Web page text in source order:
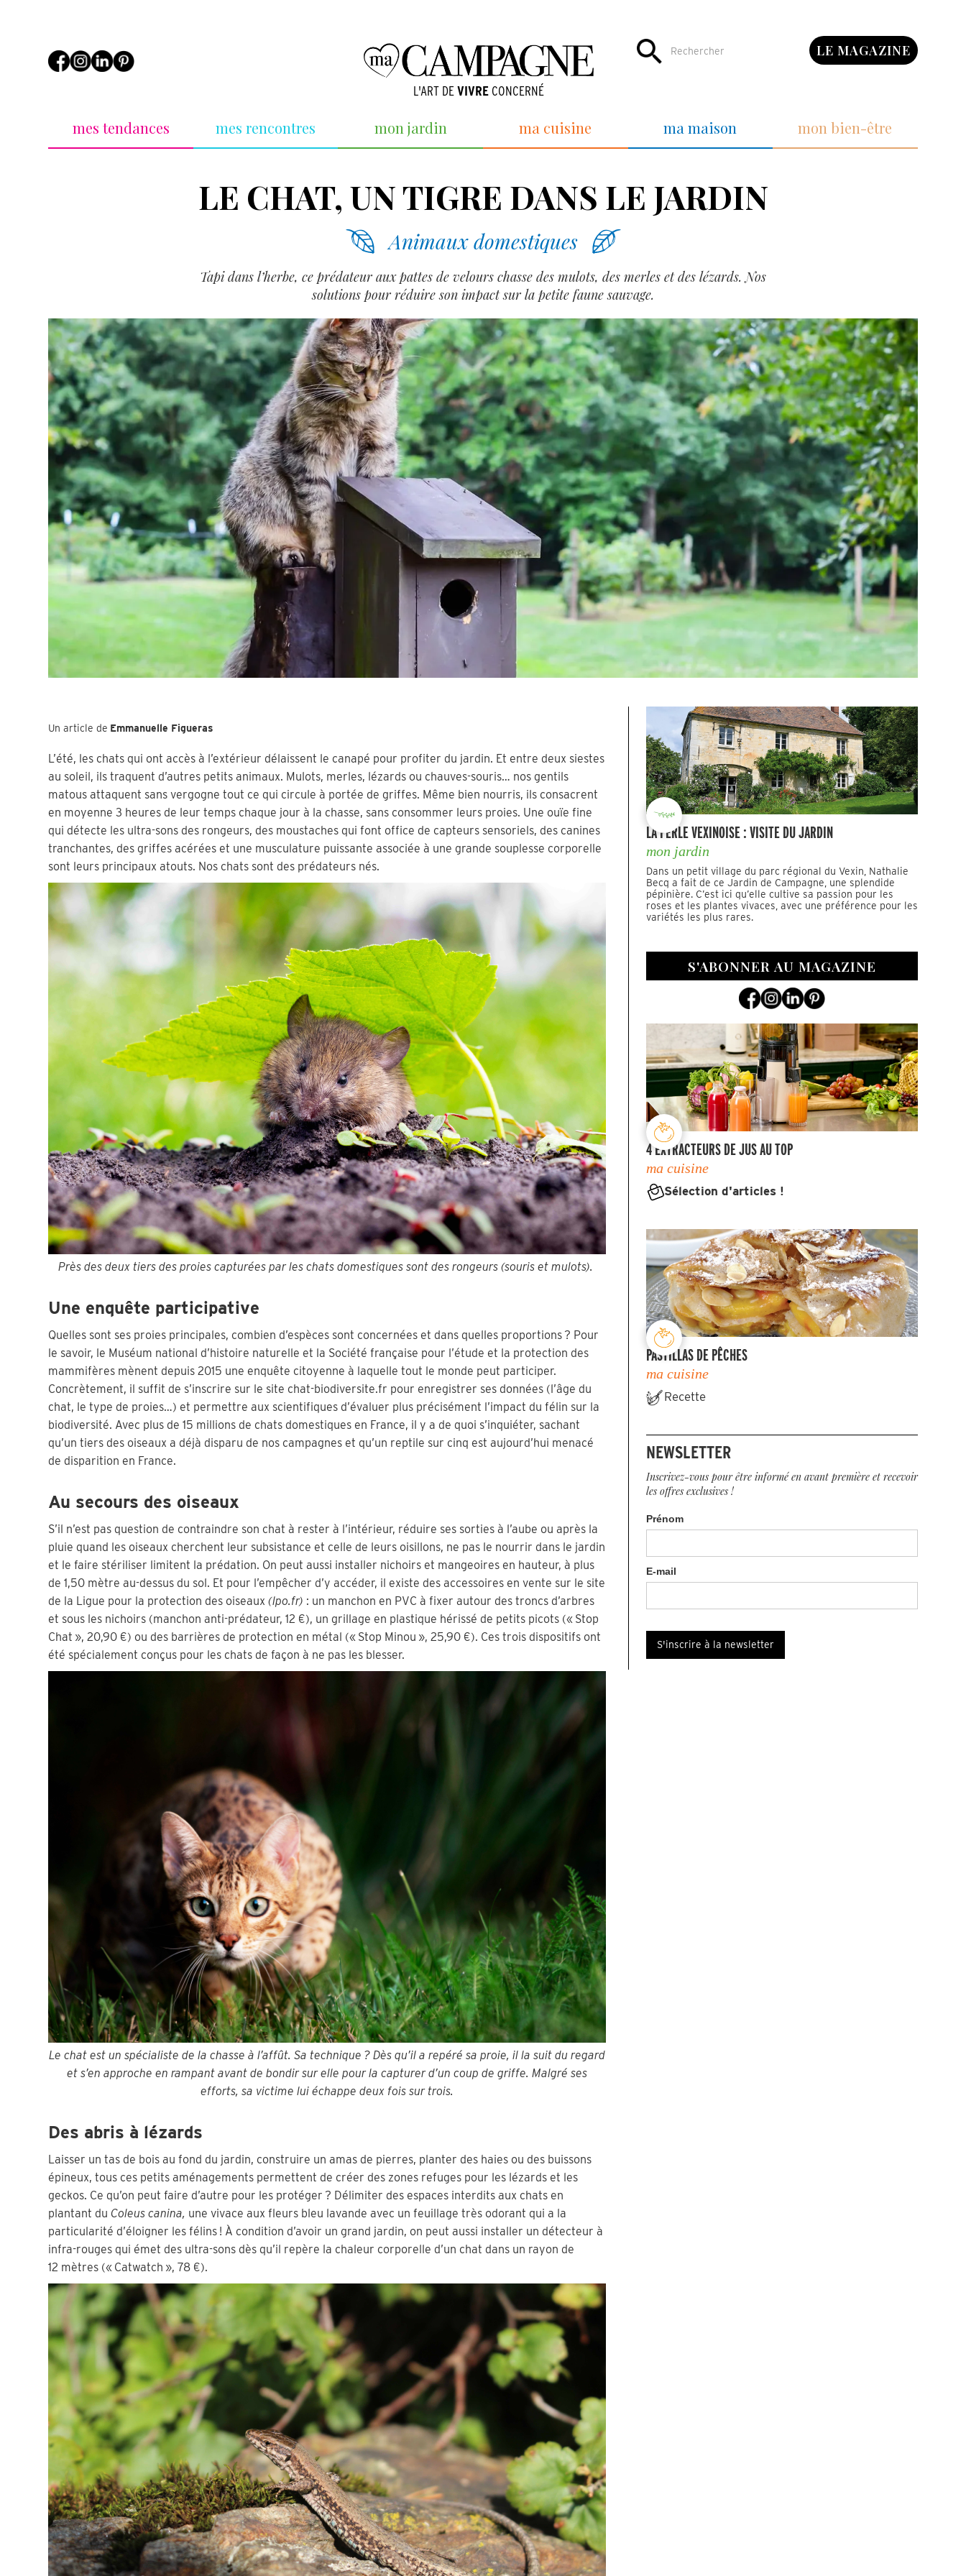
L'ART DEVIVRECONCERNÉ
LE MAGAZINE
mes tendances mes rencontres mon jardin ma cuisine ma maison mon bien-être
LE CHAT, UN TIGRE DANS LE JARDIN
Animaux domestiques
Tapi dans l’herbe, ce prédateur aux pattes de velours chasse des mulots, des merles et des lézards. Nos
solutions pour réduire son impact sur la petite faune sauvage.
Un article de Emmanuelle Figueras
L’été, les chats qui ont accès à l’extérieur délaissent le canapé pour profiter du jardin. Et entre deux siestes
au soleil, ils traquent d’autres petits animaux. Mulots, merles, lézards ou chauves-souris… nos gentils
matous attaquent sans vergogne tout ce qui circule à portée de griffes. Même bien nourris, ils consacrent
en moyenne 3 heures de leur temps chaque jour à la chasse, sans consommer leurs proies. Une ouïe fine
qui détecte les ultra-sons des rongeurs, des moustaches qui font office de capteurs sensoriels, des canines
tranchantes, des griffes acérées et une musculature puissante associée à une grande souplesse corporelle
sont leurs principaux atouts. Nos chats sont des prédateurs nés.
Près des deux tiers des proies capturées par les chats domestiques sont des rongeurs (souris et mulots).
Une enquête participative
Quelles sont ses proies principales, combien d’espèces sont concernées et dans quelles proportions ? Pour
le savoir, le Muséum national d’histoire naturelle et la Société française pour l’étude et la protection des
mammifères mènent depuis 2015 une enquête citoyenne à laquelle tout le monde peut participer.
Concrètement, il suffit de s’inscrire sur le site chat-biodiversite.fr pour enregistrer ses données (l’âge du
chat, le type de proies…) et permettre aux scientifiques d’évaluer plus précisément l’impact du félin sur la
biodiversité. Avec plus de 15 millions de chats domestiques en France, il y a de quoi s’inquiéter, sachant
qu’un tiers des oiseaux a déjà disparu de nos campagnes et qu’un reptile sur cinq est aujourd’hui menacé
de disparition en France.
Au secours des oiseaux
S’il n’est pas question de contraindre son chat à rester à l’intérieur, réduire ses sorties à l’aube ou après la
pluie quand les oiseaux cherchent leur subsistance et celle de leurs oisillons, ne pas le nourrir dans le jardin
et le faire stériliser limitent la prédation. On peut aussi installer nichoirs et mangeoires en hauteur, à plus
de 1,50 mètre au-dessus du sol. Et pour l’empêcher d’y accéder, il existe des accessoires en vente sur le site
de la Ligue pour la protection des oiseaux(lpo.fr) : un manchon en PVC à fixer autour des troncs d’arbres
et sous les nichoirs (manchon anti-prédateur, 12 €), un grillage en plastique hérissé de petits picots (« Stop
Chat », 20,90 €) ou des barrières de protection en métal (« Stop Minou », 25,90 €). Ces trois dispositifs ont
été spécialement conçus pour les chats de façon à ne pas les blesser.
Le chat est un spécialiste de la chasse à l’affût. Sa technique ? Dès qu’il a repéré sa proie, il la suit du regard
et s’en approche en rampant avant de bondir sur elle pour la capturer d’un coup de griffe. Malgré ses
efforts, sa victime lui échappe deux fois sur trois.
Des abris à lézards
Laisser un tas de bois au fond du jardin, construire un amas de pierres, planter des haies ou des buissons
épineux, tous ces petits aménagements permettent de créer des zones refuges pour les lézards et les
geckos. Ce qu’on peut faire d’autre pour les protéger ? Délimiter des espaces interdits aux chats en
plantant duColeus canina, une vivace aux fleurs bleu lavande avec un feuillage très odorant qui a la
particularité d’éloigner les félins ! À condition d’avoir un grand jardin, on peut aussi installer un détecteur à
infra-rouges qui émet des ultra-sons dès qu’il repère la chaleur corporelle d’un chat dans un rayon de
12 mètres (« Catwatch », 78 €).
LA PERLE VEXINOISE : VISITE DU JARDIN
mon jardin
Dans un petit village du parc régional du Vexin, Nathalie
Becq a fait de ce Jardin de Campagne, une splendide
pépinière. C’est ici qu’elle cultive sa passion pour les
roses et les plantes vivaces, avec une préférence pour les
variétés les plus rares.
S'ABONNER AU MAGAZINE
4 EXTRACTEURS DE JUS AU TOP
ma cuisine
Sélection d'articles !
PASTILLAS DE PÊCHES
ma cuisine
Recette
NEWSLETTER
Inscrivez-vous pour être informé en avant première et recevoir
les offres exclusives !
Prénom
E-mail